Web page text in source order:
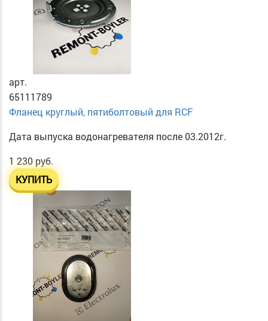
арт.
65111789
Фланец круглый, пятиболтовый для RCF
Дата выпуска водонагревателя после 03.2012г.
1 230 руб.
КУПИТЬ